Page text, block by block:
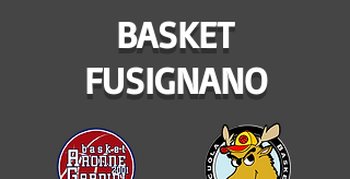
BASKET
FUSIGNANO